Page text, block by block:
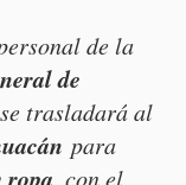
de la
de
se trasladará al
para
ropa, con el